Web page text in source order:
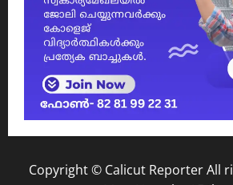
Copyright © Calicut Reporter All